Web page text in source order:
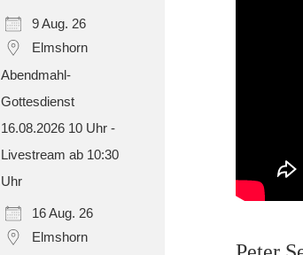
9 Aug. 26
Elmshorn
Abendmahl-
Gottesdienst
16.08.2026 10 Uhr -
Livestream ab 10:30
Uhr
16 Aug. 26
Elmshorn